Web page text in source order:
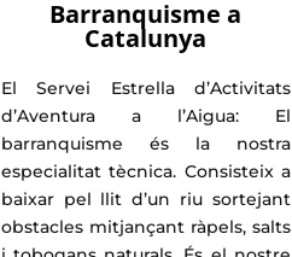
Barranquisme a
Catalunya
El Servei Estrella d’Activitats
d’Aventura a l’Aigua: El
barranquisme és la nostra
especialitat tècnica. Consisteix a
baixar pel llit d’un riu sortejant
obstacles mitjançant ràpels, salts